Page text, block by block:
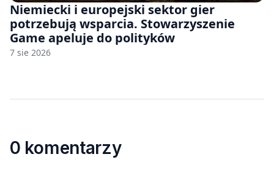
Niemiecki i europejski sektor gier
potrzebują wsparcia. Stowarzyszenie
Game apeluje do polityków
7 sie 2026
0 komentarzy